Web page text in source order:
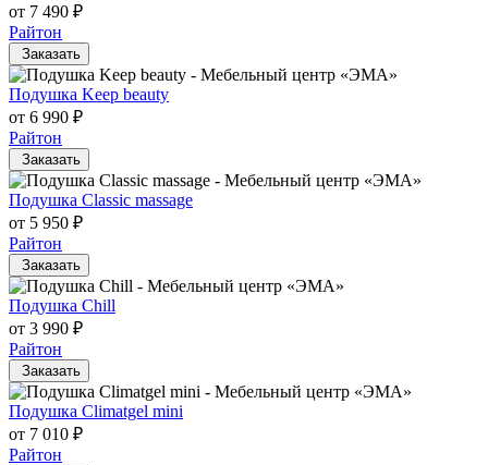
от 7 490 ₽
Райтон
Заказать
Подушка Keep beauty
от 6 990 ₽
Райтон
Заказать
Подушка Classic massage
от 5 950 ₽
Райтон
Заказать
Подушка Chill
от 3 990 ₽
Райтон
Заказать
Подушка Climatgel mini
от 7 010 ₽
Райтон